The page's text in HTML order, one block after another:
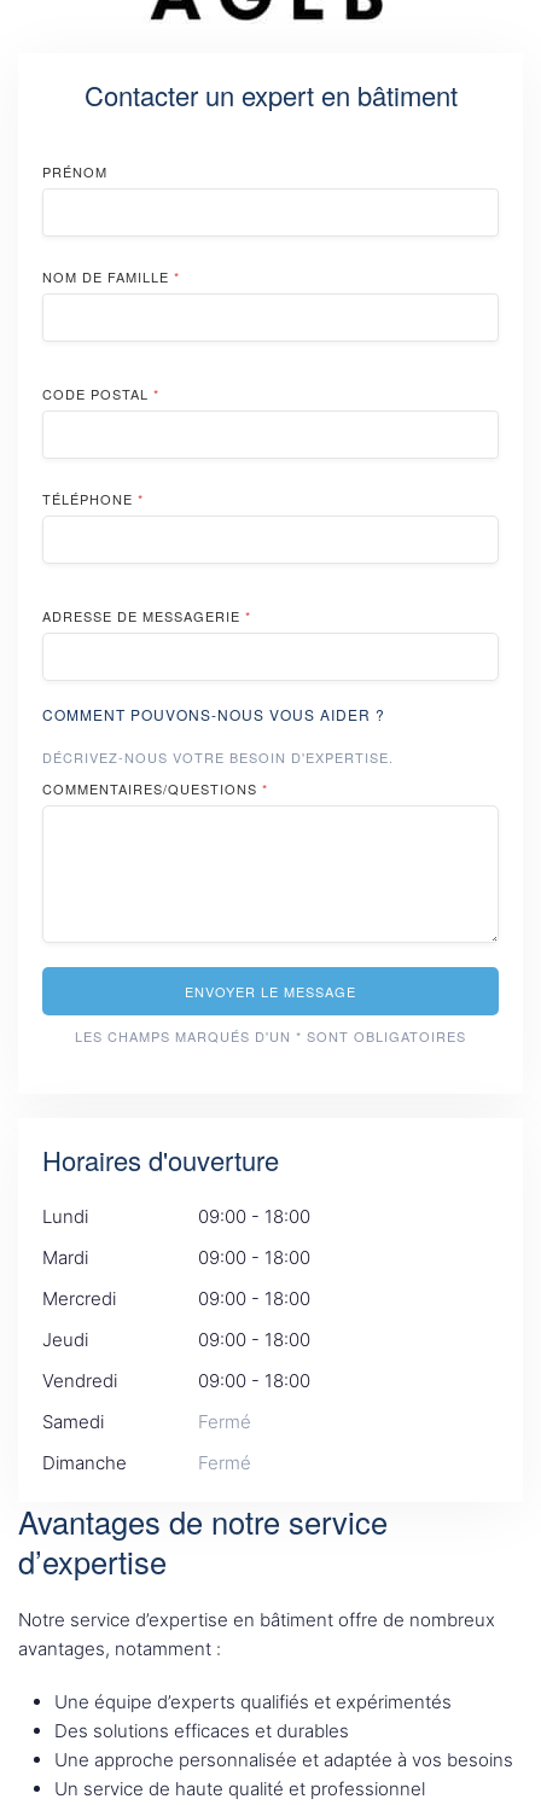
Contacter un expert en bâtiment
PRÉNOM
NOM DE FAMILLE *
CODE POSTAL *
TÉLÉPHONE *
ADRESSE DE MESSAGERIE *
COMMENT POUVONS-NOUS VOUS AIDER ?
DÉCRIVEZ-NOUS VOTRE BESOIN D'EXPERTISE.
COMMENTAIRES/QUESTIONS *
ENVOYER LE MESSAGE
LES CHAMPS MARQUÉS D'UN * SONT OBLIGATOIRES
Horaires d'ouverture
Lundi
09:00 - 18:00
Mardi
09:00 - 18:00
Mercredi
09:00 - 18:00
Jeudi
09:00 - 18:00
Vendredi
09:00 - 18:00
Samedi
Fermé
Dimanche
Fermé
Avantages de notre service
d’expertise
Notre service d’expertise en bâtiment offre de nombreux
avantages, notamment :
Une équipe d’experts qualifiés et expérimentés
Des solutions efficaces et durables
Une approche personnalisée et adaptée à vos besoins
Un service de haute qualité et professionnel